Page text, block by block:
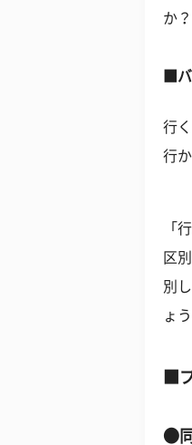
か
■
行
行
「
区
別
ょう
■
●